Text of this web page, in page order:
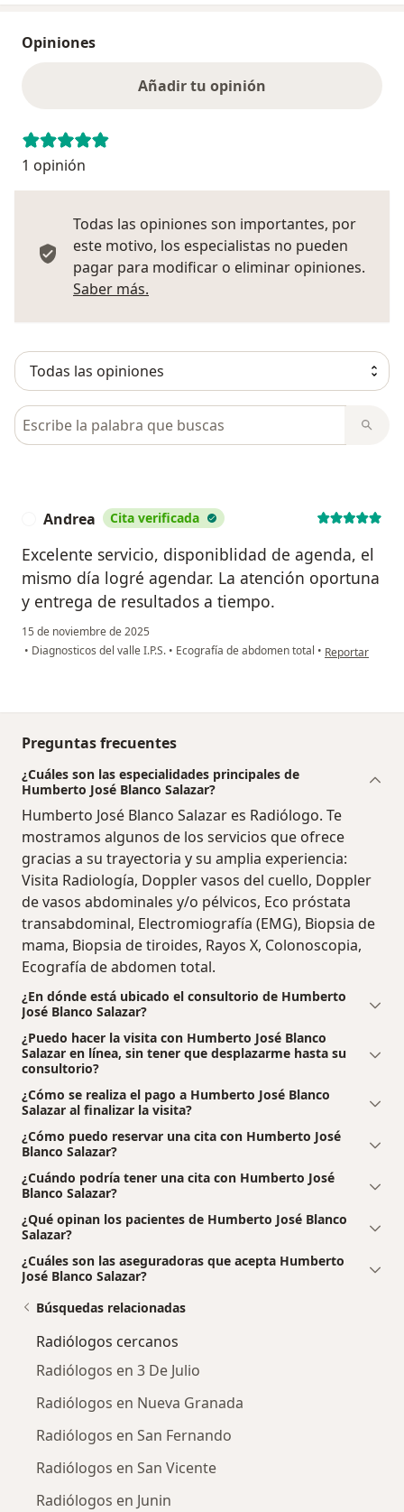
Opiniones
Añadir tu opinión
1 opinión
Todas las opiniones son importantes, por
este motivo, los especialistas no pueden
pagar para modificar o eliminar opiniones.
Saber más.
Busca en opiniones
Andrea Cita verificada
Excelente servicio, disponiblidad de agenda, el
mismo día logré agendar. La atención oportuna
y entrega de resultados a tiempo.
15 de noviembre de 2025
• Diagnosticos del valle I.P.S. • Ecografía de abdomen total • en opinión del
Reportar
Preguntas frecuentes
¿Cuáles son las especialidades principales de
Humberto José Blanco Salazar?
Humberto José Blanco Salazar es Radiólogo. Te
mostramos algunos de los servicios que ofrece
gracias a su trayectoria y su amplia experiencia:
Visita Radiología, Doppler vasos del cuello, Doppler
de vasos abdominales y/o pélvicos, Eco próstata
transabdominal, Electromiografía (EMG), Biopsia de
mama, Biopsia de tiroides, Rayos X, Colonoscopia,
Ecografía de abdomen total.
¿En dónde está ubicado el consultorio de Humberto
José Blanco Salazar?
¿Puedo hacer la visita con Humberto José Blanco
Salazar en línea, sin tener que desplazarme hasta su
consultorio?
¿Cómo se realiza el pago a Humberto José Blanco
Salazar al finalizar la visita?
¿Cómo puedo reservar una cita con Humberto José
Blanco Salazar?
¿Cuándo podría tener una cita con Humberto José
Blanco Salazar?
¿Qué opinan los pacientes de Humberto José Blanco
Salazar?
¿Cuáles son las aseguradoras que acepta Humberto
José Blanco Salazar?
Búsquedas relacionadas
Radiólogos cercanos
Radiólogos en 3 De Julio
Radiólogos en Nueva Granada
Radiólogos en San Fernando
Radiólogos en San Vicente
Radiólogos en Junin